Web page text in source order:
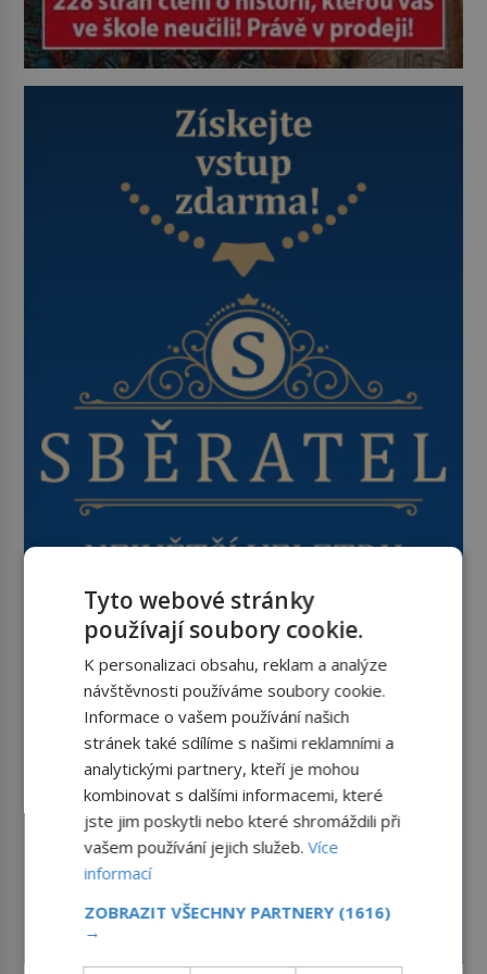
Tyto webové stránky
používají soubory cookie.
K personalizaci obsahu, reklam a analýze
návštěvnosti používáme soubory cookie.
Informace o vašem používání našich
stránek také sdílíme s našimi reklamními a
analytickými partnery, kteří je mohou
kombinovat s dalšími informacemi, které
jste jim poskytli nebo které shromáždili při
vašem používání jejich služeb.Více
informací
ZOBRAZIT VŠECHNY PARTNERY (1616)
→